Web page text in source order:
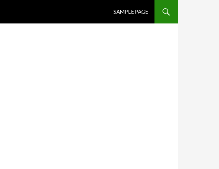
SAMPLE PAGE